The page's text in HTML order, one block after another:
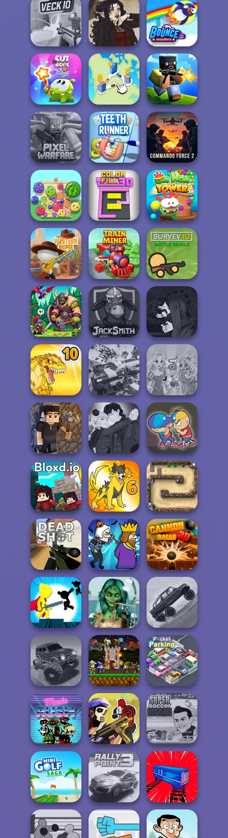
Smiling Glass 2 Avenger Guard
Veck.io Gothic Heroine Bouncemasters
Cut The Rope
Magic
State Connect Poxel.io
Minecraft Pixel
Warfare
Teeth Runner
Commando
Force 2
Fruit Party Color Fill 3D
Om Nom Tower
3D
Western Sniper Train Miner Survev.io
Dragon Hunter Jacksmith
Manga Creator
Vampire Hunter
P...
Dynamons 10
Carnage Battle
Arena
Rapunzel
Zombie Curse
Vectaria.io
Manga Creator
Vampire Hunter
P...
Elevator Fight
Bloxd.io Dynamons 6 Canyon Defence
Deadshot.io Murder Cannon Balls 3D
Stickman The
Flash
Ghoulish To
Gorgeous Cool
Zomb...
Hill Climbing
Mania
Offroad Muddy
Trucks
Mini Guardians
Castle Defense
Pocket Parking
Music Rush
Tom Clancy's
Shootout
Super Soccer
Noggins